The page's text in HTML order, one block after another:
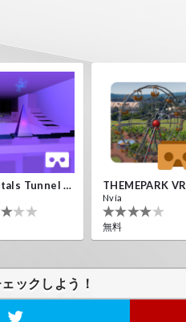
Crystals Tunnel VR THEMEPARK VR
Nvía
無料
ックしよう！